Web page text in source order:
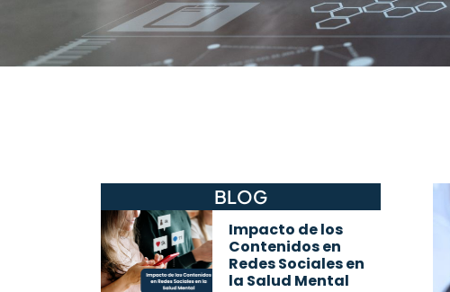
BLOG
Impacto de los
Contenidos en
Redes Sociales en
la Salud Mental